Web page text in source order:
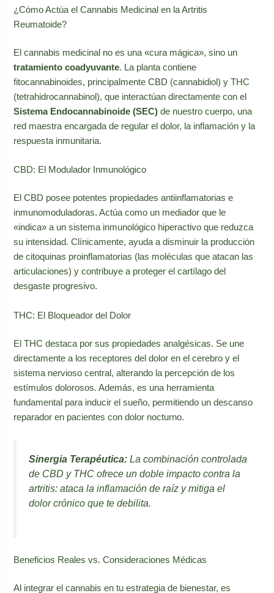
¿Cómo Actúa el Cannabis Medicinal en la Artritis
Reumatoide?
El cannabis medicinal no es una «cura mágica», sino un
tratamiento coadyuvante. La planta contiene
fitocannabinoides, principalmente CBD (cannabidiol) y THC
(tetrahidrocannabinol), que interactúan directamente con el
Sistema Endocannabinoide (SEC) de nuestro cuerpo, una
red maestra encargada de regular el dolor, la inflamación y la
respuesta inmunitaria.
CBD: El Modulador Inmunológico
El CBD posee potentes propiedades antiinflamatorias e
inmunomoduladoras. Actúa como un mediador que le
«indica» a un sistema inmunológico hiperactivo que reduzca
su intensidad. Clínicamente, ayuda a disminuir la producción
de citoquinas proinflamatorias (las moléculas que atacan las
articulaciones) y contribuye a proteger el cartílago del
desgaste progresivo.
THC: El Bloqueador del Dolor
El THC destaca por sus propiedades analgésicas. Se une
directamente a los receptores del dolor en el cerebro y el
sistema nervioso central, alterando la percepción de los
estímulos dolorosos. Además, es una herramienta
fundamental para inducir el sueño, permitiendo un descanso
reparador en pacientes con dolor nocturno.
Sinergia Terapéutica: La combinación controlada
de CBD y THC ofrece un doble impacto contra la
artritis: ataca la inflamación de raíz y mitiga el
dolor crónico que te debilita.
Beneficios Reales vs. Consideraciones Médicas
Al integrar el cannabis en tu estrategia de bienestar, es